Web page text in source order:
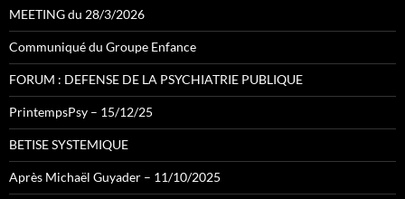
MEETING du 28/3/2026
Communiqué du Groupe Enfance
FORUM : DEFENSE DE LA PSYCHIATRIE PUBLIQUE
PrintempsPsy – 15/12/25
BETISE SYSTEMIQUE
Après Michaël Guyader – 11/10/2025